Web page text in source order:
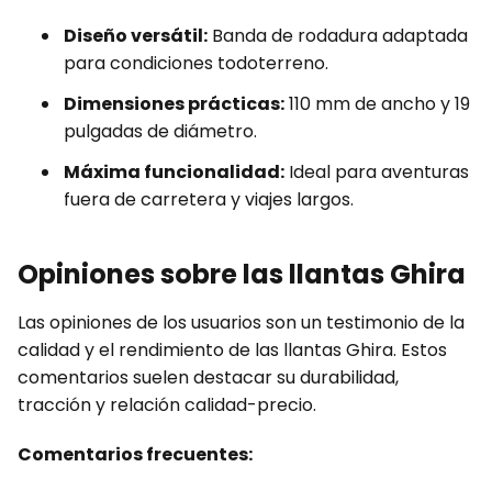
Diseño versátil: Banda de rodadura adaptada
para condiciones todoterreno.
Dimensiones prácticas:110 mm de ancho y 19
pulgadas de diámetro.
Máxima funcionalidad: Ideal para aventuras
fuera de carretera y viajes largos.
Opiniones sobre las llantas Ghira
Las opiniones de los usuarios son un testimonio de la
calidad y el rendimiento de las llantas Ghira. Estos
comentarios suelen destacar su durabilidad,
tracción y relación calidad-precio.
Comentarios frecuentes: